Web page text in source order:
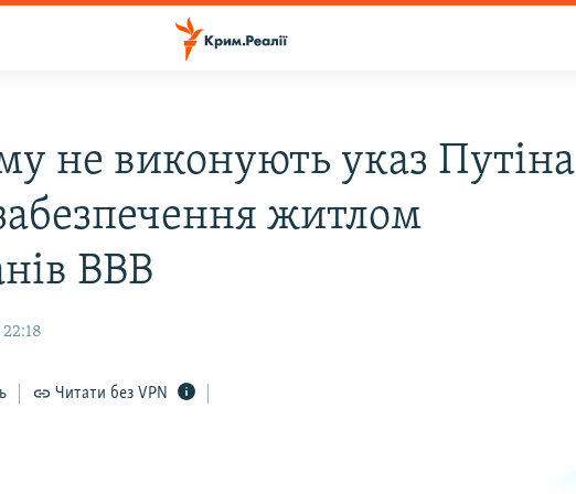
не виконують указ Путіна
житлом
ВВВ
Читати без VPN